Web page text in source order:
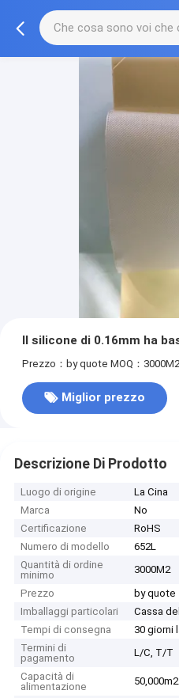
Il silicone di 0.16mm ha
Prezzo：by quote MOQ：3000M2
Miglior prezzo
Descrizione Di Prodotto
Luogo di origine
La Cina
Marca
No
Certificazione
RoHS
Numero di modello
652L
Quantità di ordine
minimo
3000M2
Prezzo
by quote
Imballaggi particolari
Cassa
Tempi di consegna
30 giorni
Termini di
pagamento
L/C, T/T
Capacità di
alimentazione